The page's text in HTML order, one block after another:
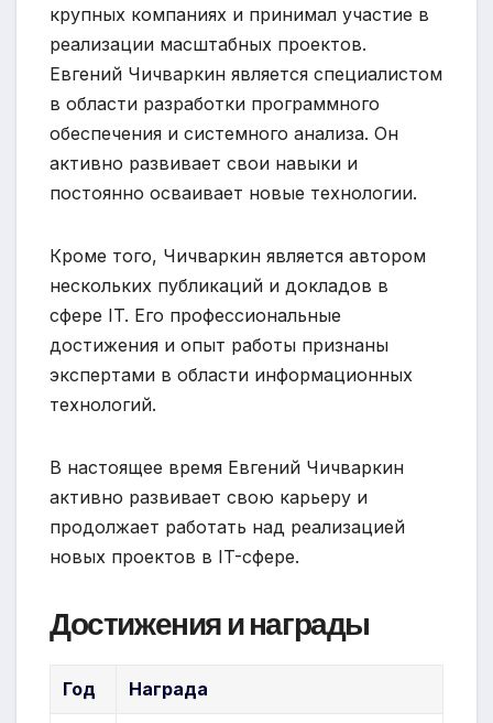
крупных компаниях и принимал участие в
реализации масштабных проектов.
Евгений Чичваркин является специалистом
в области разработки программного
обеспечения и системного анализа. Он
активно развивает свои навыки и
постоянно осваивает новые технологии.
Кроме того, Чичваркин является автором
нескольких публикаций и докладов в
сфере IT. Его профессиональные
достижения и опыт работы признаны
экспертами в области информационных
технологий.
В настоящее время Евгений Чичваркин
активно развивает свою карьеру и
продолжает работать над реализацией
новых проектов в IT-сфере.
Достижения и награды
Год Награда